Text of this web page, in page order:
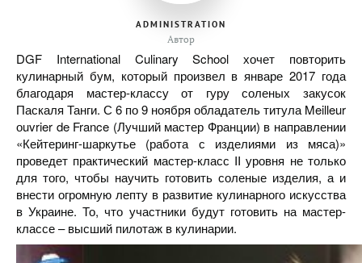
ADMINISTRATION
Автор
DGF International Culinary School хочет повторить
кулинарный бум, который произвел в январе 2017 года
благодаря мастер-классу от гуру соленых закусок
Паскаля Танги. С 6 по 9 ноября обладатель титула Meilleur
оuvrier de France (Лучший мастер Франции) в направлении
«Кейтеринг-шаркутье (работа с изделиями из мяса)»
проведет практический мастер-класс II уровня не только
для того, чтобы научить готовить соленые изделия, а и
внести огромную лепту в развитие кулинарного искусства
в Украине. То, что участники будут готовить на мастер-
классе – высший пилотаж в кулинарии.